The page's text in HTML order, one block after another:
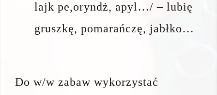
lajk pe,oryndż, apyl…/ – lubię
gruszkę, pomarańczę, jabłko…
Do w/w zabaw wykorzystać